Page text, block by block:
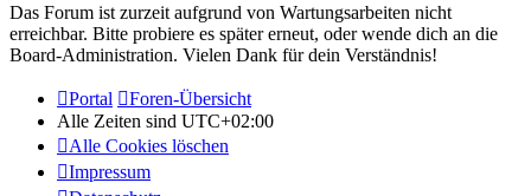
Das Forum ist zurzeit aufgrund von Wartungsarbeiten nicht
erreichbar. Bitte probiere es später erneut, oder wende dich an die
Board-Administration. Vielen Dank für dein Verständnis!
Portal
Foren-Übersicht
Alle Zeiten sind UTC+02:00
Alle Cookies löschen
Impressum